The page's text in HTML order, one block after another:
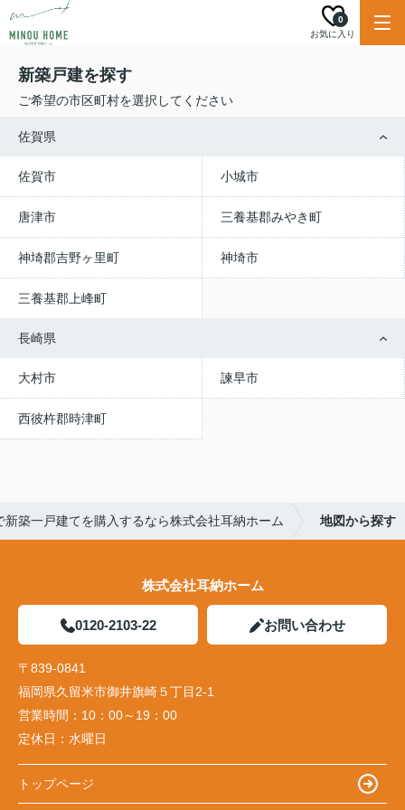
お気に入り
0
新築戸建を探す
ご希望の市区町村を選択してください
佐賀県
佐賀市 小城市
唐津市 三養基郡みやき町
神埼郡吉野ヶ里町 神埼市
三養基郡上峰町
長崎県
大村市 諫早市
西彼杵郡時津町
築一戸建てを購入するなら株式会社耳納ホーム 地図から探す
株式会社耳納ホーム
0120-2103-22 お問い合わせ
〒839-0841
福岡県久留米市御井旗崎５丁目2-1
営業時間： 10：00～19：00
定休日： 水曜日
トップページ